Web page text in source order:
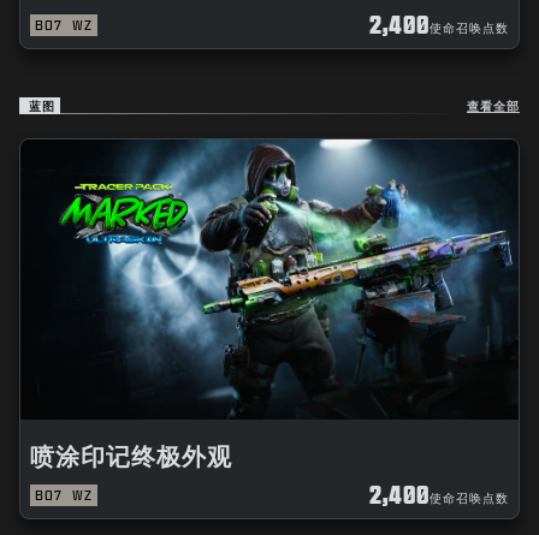
BO7 WZ 2,400使命召唤点数
蓝图 查看全部
喷涂印记终极外观
BO7 WZ 2,400使命召唤点数